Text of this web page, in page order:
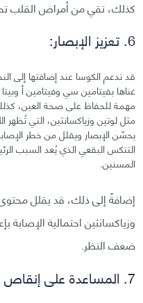
كذلك، تقي من أمراض القلب
6. تعزيز الإبصار:
قد تدعم الكوسا عند إضافتها إلى
غناها بفيتامين سي وفيتامين أ
مهمة للحفاظ على صحة العين،
مثل لوتين وزياكسانثين، التي تُظهر
يحسّن الإبصار ويقلل من خطر
التنكس البقعي الذي يُعد السبب
المسنين.
إضافةً إلى ذلك، قد يقلل محتوى
وزياكسانثين احتمالية
ضعف النظر.
7. المساعدة على إنقاص الوزن: